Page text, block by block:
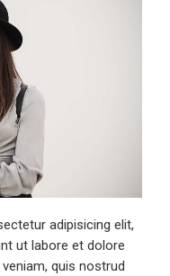
adipisicing elit,
ut labore et dolore
quis nostrud